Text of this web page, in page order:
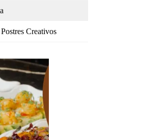
Creativos